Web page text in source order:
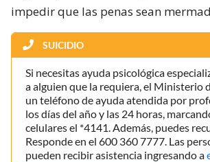
impedir que las penas sean
SUICIDIO
Si necesitas ayuda psicológica
a alguien que la requiera, el Ministerio
un teléfono de ayuda atendida por
los días del año y las 24 horas,
celulares el *4141. Además, puedes
Responde en el 600 360 7777. Las
pueden recibir asistencia ingresando a